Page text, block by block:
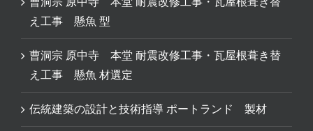
え工事 懸魚 型
曹洞宗 原中寺 本堂 耐震改修工事・瓦屋根葺き替
え工事 懸魚 材選定
伝統建築の設計と技術指導 ポートランド 製材